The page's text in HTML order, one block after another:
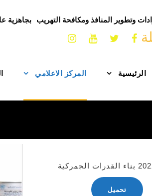
وتطوير المنافذ ومكافحة التهريب
الرئيسية المركز الاعلامي
الجمركية
تحميل